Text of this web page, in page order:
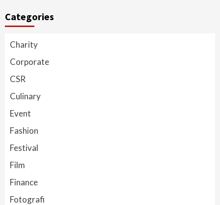
Categories
Charity
Corporate
CSR
Culinary
Event
Fashion
Festival
Film
Finance
Fotografi